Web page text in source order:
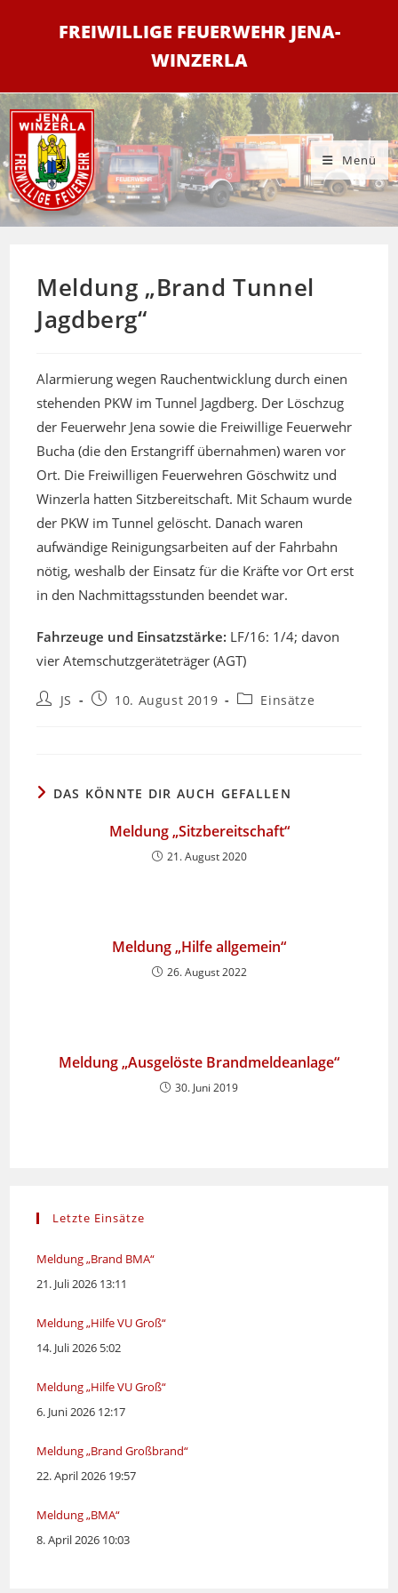
FREIWILLIGE FEUERWEHR JENA-
WINZERLA
Menü
Meldung „Brand Tunnel
Jagdberg“
Alarmierung wegen Rauchentwicklung durch einen
stehenden PKW im Tunnel Jagdberg. Der Löschzug
der Feuerwehr Jena sowie die Freiwillige Feuerwehr
Bucha (die den Erstangriff übernahmen) waren vor
Ort. Die Freiwilligen Feuerwehren Göschwitz und
Winzerla hatten Sitzbereitschaft. Mit Schaum wurde
der PKW im Tunnel gelöscht. Danach waren
aufwändige Reinigungsarbeiten auf der Fahrbahn
nötig, weshalb der Einsatz für die Kräfte vor Ort erst
in den Nachmittagsstunden beendet war.
Fahrzeuge und Einsatzstärke: LF/16: 1/4; davon
vier Atemschutzgeräteträger (AGT)
Beitrags-
JS
Beitrag10. August 2019
Beitrags-
Einsätze
DAS KÖNNTE DIR AUCH GEFALLEN
Meldung „Sitzbereitschaft“
21. August 2020
Meldung „Hilfe allgemein“
26. August 2022
Meldung „Ausgelöste Brandmeldeanlage“
30. Juni 2019
Letzte Einsätze
Meldung „Brand BMA“
21. Juli 2026 13:11
Meldung „Hilfe VU Groß“
14. Juli 2026 5:02
Meldung „Hilfe VU Groß“
6. Juni 2026 12:17
Meldung „Brand Großbrand“
22. April 2026 19:57
Meldung „BMA“
8. April 2026 10:03